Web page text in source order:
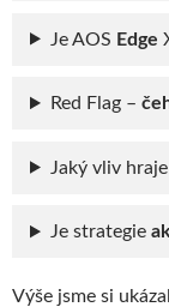
Je AOS Edge
Red Flag –
Jaký vliv hraje
Je strategie
Výše jsme si